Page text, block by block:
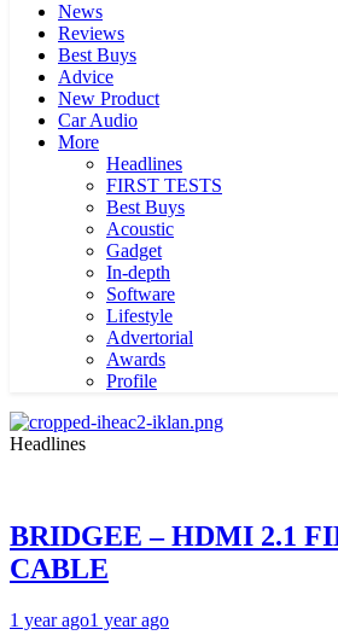
News
Reviews
Best Buys
Advice
New Product
Car Audio
More
Headlines
FIRST TESTS
Best Buys
Acoustic
Gadget
In-depth
Software
Lifestyle
Advertorial
Awards
Profile
Headlines
BRIDGEE – HDMI 2.1
CABLE
1 year ago1 year ago